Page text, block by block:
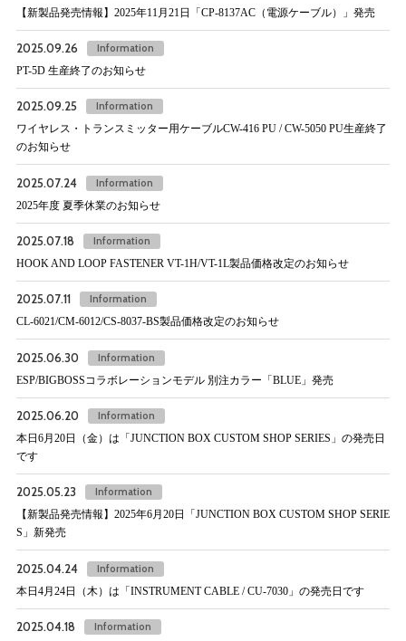
【新製品発売情報】2025年11月21日「CP-8137AC（電源ケーブル）」発売
2025.09.26
Information
PT-5D 生産終了のお知らせ
2025.09.25
Information
ワイヤレス・トランスミッター用ケーブルCW-416 PU / CW-5050 PU生産終了
のお知らせ
2025.07.24
Information
2025年度 夏季休業のお知らせ
2025.07.18
Information
HOOK AND LOOP FASTENER VT-1H/VT-1L製品価格改定のお知らせ
2025.07.11
Information
CL-6021/CM-6012/CS-8037-BS製品価格改定のお知らせ
2025.06.30
Information
ESP/BIGBOSSコラボレーションモデル 別注カラー「BLUE」発売
2025.06.20
Information
本日6月20日（金）は「JUNCTION BOX CUSTOM SHOP SERIES」の発売日
です
2025.05.23
Information
【新製品発売情報】2025年6月20日「JUNCTION BOX CUSTOM SHOP SERIE
S」新発売
2025.04.24
Information
本日4月24日（木）は「INSTRUMENT CABLE / CU-7030」の発売日です
2025.04.18 Information